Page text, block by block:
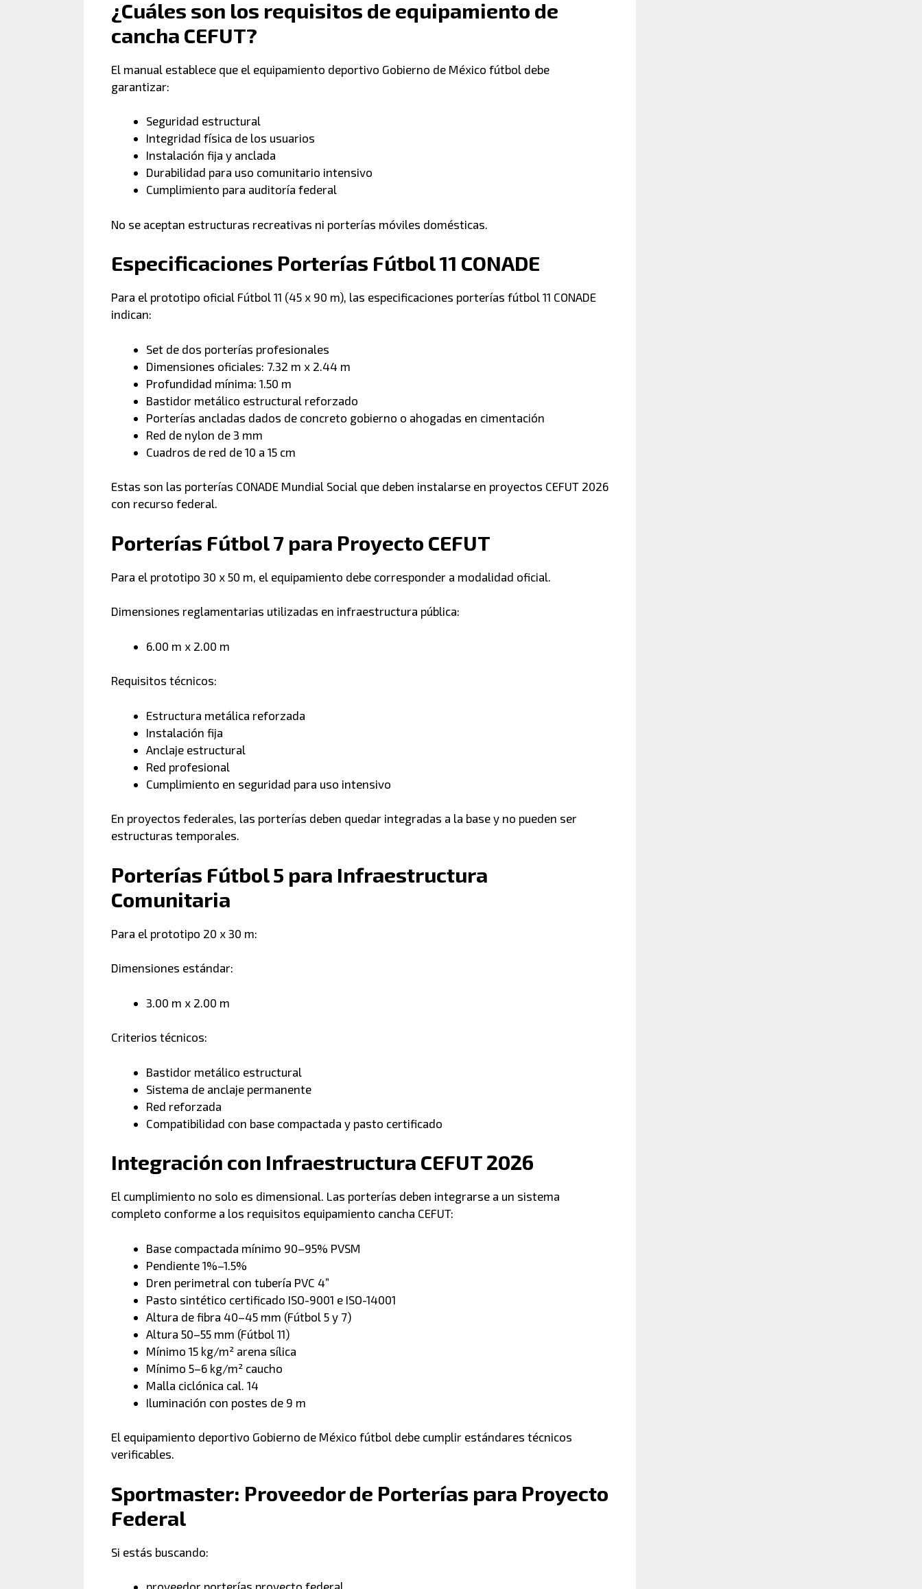
¿Cuáles son los requisitos de equipamiento de
cancha CEFUT?
El manual establece que el equipamiento deportivo Gobierno de México fútbol debe
garantizar:
Seguridad estructural
Integridad física de los usuarios
Instalación fija y anclada
Durabilidad para uso comunitario intensivo
Cumplimiento para auditoría federal
No se aceptan estructuras recreativas ni porterías móviles domésticas.
Especificaciones Porterías Fútbol 11 CONADE
Para el prototipo oficial Fútbol 11 (45 x 90 m), las especificaciones porterías fútbol 11 CONADE
indican:
Set de dos porterías profesionales
Dimensiones oficiales: 7.32 m x 2.44 m
Profundidad mínima: 1.50 m
Bastidor metálico estructural reforzado
Porterías ancladas dados de concreto gobierno o ahogadas en cimentación
Red de nylon de 3 mm
Cuadros de red de 10 a 15 cm
Estas son las porterías CONADE Mundial Social que deben instalarse en proyectos CEFUT 2026
con recurso federal.
Porterías Fútbol 7 para Proyecto CEFUT
Para el prototipo 30 x 50 m, el equipamiento debe corresponder a modalidad oficial.
Dimensiones reglamentarias utilizadas en infraestructura pública:
6.00 m x 2.00 m
Requisitos técnicos:
Estructura metálica reforzada
Instalación fija
Anclaje estructural
Red profesional
Cumplimiento en seguridad para uso intensivo
En proyectos federales, las porterías deben quedar integradas a la base y no pueden ser
estructuras temporales.
Porterías Fútbol 5 para Infraestructura
Comunitaria
Para el prototipo 20 x 30 m:
Dimensiones estándar:
3.00 m x 2.00 m
Criterios técnicos:
Bastidor metálico estructural
Sistema de anclaje permanente
Red reforzada
Compatibilidad con base compactada y pasto certificado
Integración con Infraestructura CEFUT 2026
El cumplimiento no solo es dimensional. Las porterías deben integrarse a un sistema
completo conforme a los requisitos equipamiento cancha CEFUT:
Base compactada mínimo 90–95% PVSM
Pendiente 1%–1.5%
Dren perimetral con tubería PVC 4”
Pasto sintético certificado ISO-9001 e ISO-14001
Altura de fibra 40–45 mm (Fútbol 5 y 7)
Altura 50–55 mm (Fútbol 11)
Mínimo 15 kg/m² arena sílica
Mínimo 5–6 kg/m² caucho
Malla ciclónica cal. 14
Iluminación con postes de 9 m
El equipamiento deportivo Gobierno de México fútbol debe cumplir estándares técnicos
verificables.
Sportmaster: Proveedor de Porterías para Proyecto
Federal
Si estás buscando: